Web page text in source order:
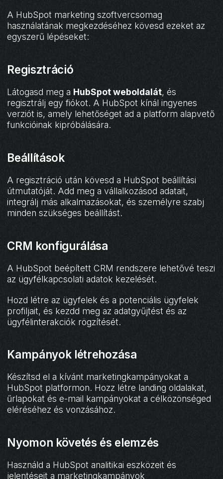
A HubSpot marketing szoftvercsomag
használatának megkezdéséhez kövesd ezeket az
egyszerű lépéseket:
Regisztráció
Látogasd meg a HubSpot weboldalát, és
regisztrálj egy fiókot. A HubSpot kínál ingyenes
verziót is, amely lehetőséget ad a platform alapvető
funkcióinak kipróbálására.
Beállítások
A regisztráció után kövesd a HubSpot beállítási
útmutatóját. Add meg a vállalkozásod adatait,
integrálj más alkalmazásokat, és személyre szabj
minden szükséges beállítást.
CRM konfigurálása
A HubSpot beépített CRM rendszere lehetővé teszi
az ügyfélkapcsolati adatok kezelését.
Hozd létre az ügyfelek és a potenciális ügyfelek
profiljait, és kezdd meg az adatgyűjtést és az
ügyfélinterakciók rögzítését.
Kampányok létrehozása
Készítsd el a kívánt marketingkampányokat a
HubSpot platformon. Hozz létre landing oldalakat,
űrlapokat és e-mail kampányokat a célközönséged
eléréséhez és vonzásához.
Nyomon követés és elemzés
Használd a HubSpot analitikai eszközeit és
jelentéseit a marketingkampányok